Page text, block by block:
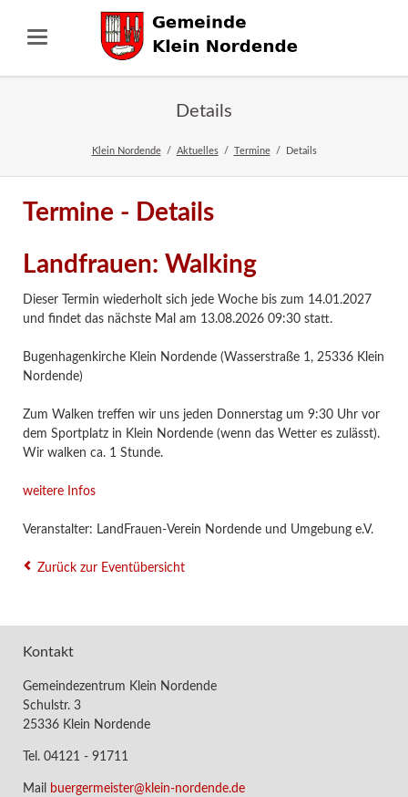
Details
Klein Nordende Aktuelles Termine Details
Termine - Details
Landfrauen: Walking
Dieser Termin wiederholt sich jede Woche bis zum 14.01.2027
und findet das nächste Mal am 13.08.2026 09:30statt.
Bugenhagenkirche Klein Nordende (Wasserstraße 1, 25336 Klein
Nordende)
Zum Walken treffen wir uns jeden Donnerstag um 9:30 Uhr vor
dem Sportplatz in Klein Nordende (wenn das Wetter es zulässt).
Wir walken ca. 1 Stunde.
weitere Infos
Veranstalter: LandFrauen-Verein Nordende und Umgebung e.V.
Zurück zur Eventübersicht
Kontakt
Gemeindezentrum Klein Nordende
Schulstr. 3
25336 Klein Nordende
Tel. 04121 - 91711
Mail buergermeister@klein-nordende.de